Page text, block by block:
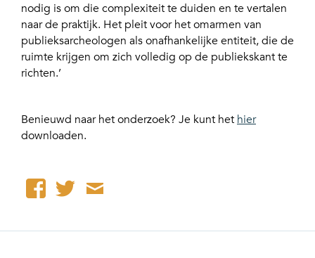
nodig is om die complexiteit te duiden en te vertalen
naar de praktijk. Het pleit voor het omarmen van
publieksarcheologen als onafhankelijke entiteit, die de
ruimte krijgen om zich volledig op de publiekskant te
richten.’
Benieuwd naar het onderzoek? Je kunt het hier
downloaden.